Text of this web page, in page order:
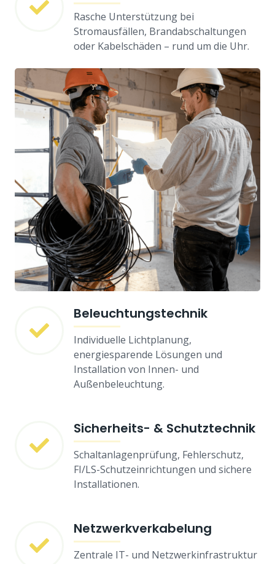
Rasche Unterstützung bei
Stromausfällen, Brandabschaltungen
oder Kabelschäden – rund um die Uhr.
Beleuchtungstechnik
Individuelle Lichtplanung,
energiesparende Lösungen und
Installation von Innen- und
Außenbeleuchtung.
Sicherheits- & Schutztechnik
Schaltanlagenprüfung, Fehlerschutz,
FI/LS-Schutzeinrichtungen und sichere
Installationen.
Netzwerkverkabelung
Zentrale IT- und Netzwerkinfrastruktur